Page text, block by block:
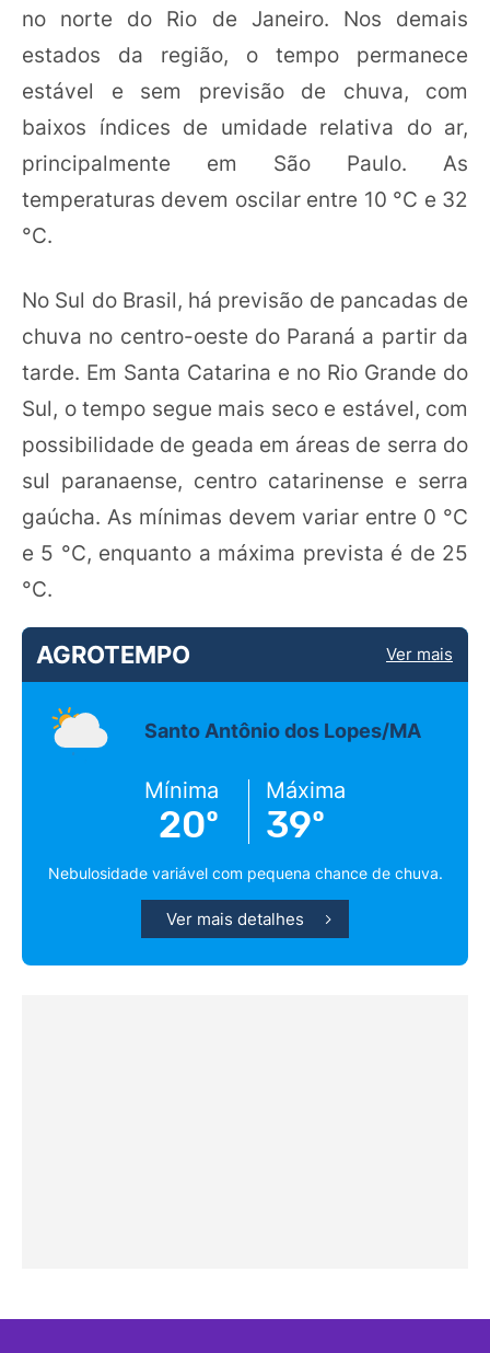
no norte do Rio de Janeiro. Nos demais
estados da região, o tempo permanece
estável e sem previsão de chuva, com
baixos índices de umidade relativa do ar,
principalmente em São Paulo. As
temperaturas devem oscilar entre 10 °C e 32
°C.
No Sul do Brasil, há previsão de pancadas de
chuva no centro-oeste do Paraná a partir da
tarde. Em Santa Catarina e no Rio Grande do
Sul, o tempo segue mais seco e estável, com
possibilidade de geada em áreas de serra do
sul paranaense, centro catarinense e serra
gaúcha. As mínimas devem variar entre 0 °C
e 5 °C, enquanto a máxima prevista é de 25
°C.
AGROTEMPO Ver mais
Santo Antônio dos Lopes/MA
Mínima
20º
Máxima
39º
Nebulosidade variável com pequena chance de chuva.
Ver mais detalhes